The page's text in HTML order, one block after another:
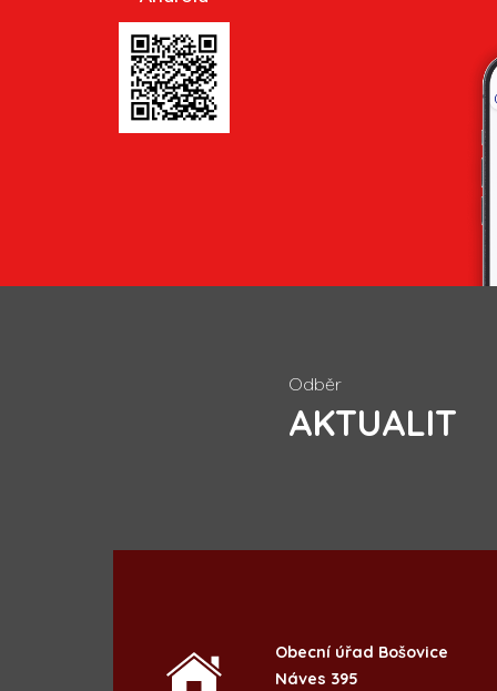
Odběr
AKTUALIT
Obecní úřad Bošovice
Náves 395